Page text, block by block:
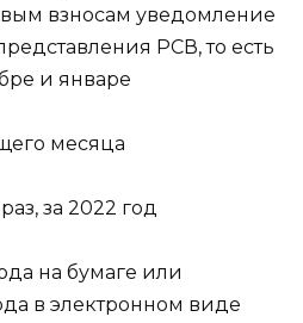
взносам уведомление
РСВ, то есть
и январе
месяца
за 2022 год
на бумаге или
в электронном виде